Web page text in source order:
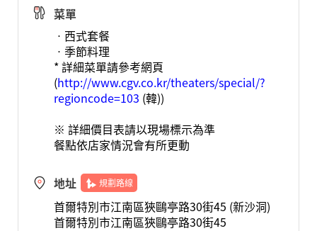
菜單
ㆍ西式套餐
ㆍ季節料理
* 詳細菜單請參考網頁
(http://www.cgv.co.kr/theaters/special/?
regioncode=103 (韓))
※ 詳細價目表請以現場標示為準
餐點依店家情況會有所更動
地址 規劃路線
首爾特別市江南區狹鷗亭路30街45 (新沙洞)
首爾特別市江南區狹鷗亭路30街45